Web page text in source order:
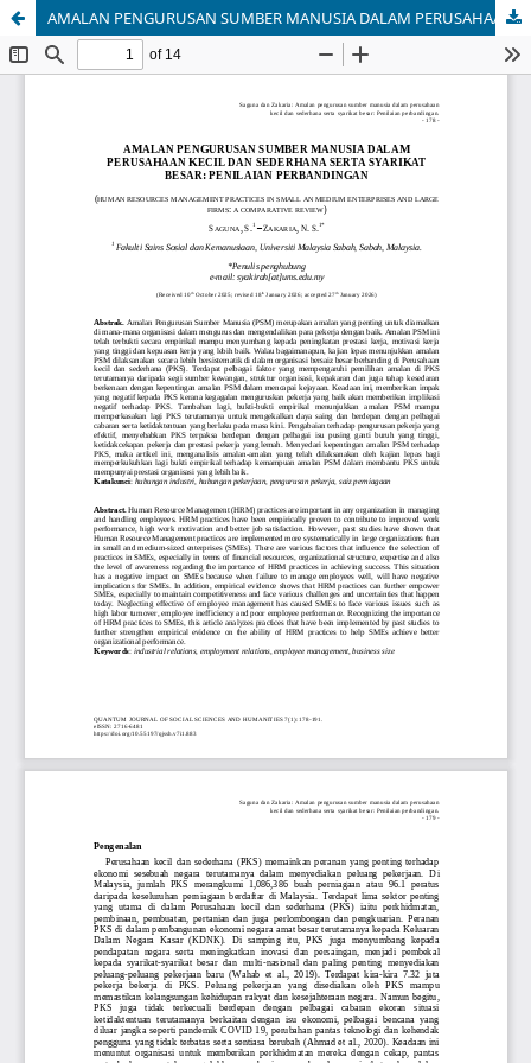
AMALAN PENGURUSAN SUMBER MANUSIA DALAM PERUSAHAAN KECIL DAN SEDERHANA SERTA SYARIKAT BESAR: PENILAIAN PERBANDINGAN